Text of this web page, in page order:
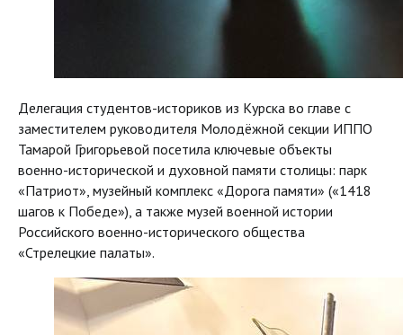
Делегация студентов-историков из Курска во главе с
заместителем руководителя Молодёжной секции ИППО
Тамарой Григорьевой посетила ключевые объекты
военно-исторической и духовной памяти столицы: парк
«Патриот», музейный комплекс «Дорога памяти» («1418
шагов к Победе»), а также музей военной истории
Российского военно-исторического общества
«Стрелецкие палаты».